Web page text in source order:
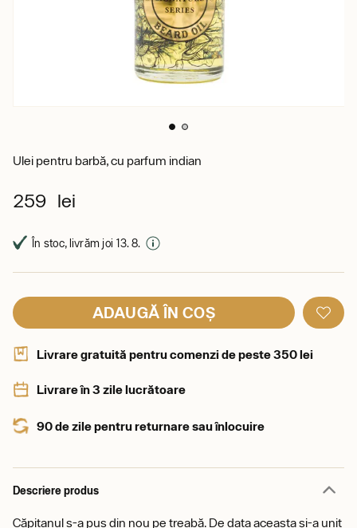
Ulei pentru barbă, cu parfum indian
259 lei
În stoc, livrăm joi 13. 8.
ADAUGĂ ÎN COȘ
Livrare gratuită pentru comenzi de peste 350 lei
Livrare în 3 zile lucrătoare
90 de zile pentru returnare sau înlocuire
Descriere produs
Căpitanul s-a pus din nou pe treabă. De data aceasta și-a unit